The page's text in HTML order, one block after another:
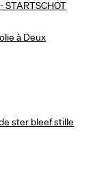
STARTSCHOT
à Deux
ster bleef stille